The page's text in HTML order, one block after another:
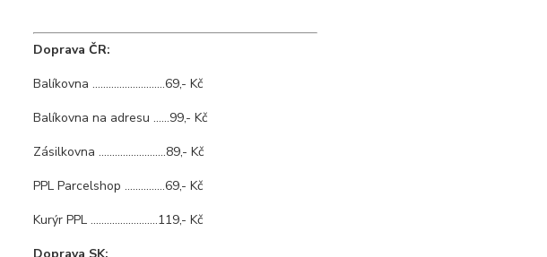
Doprava ČR:
Balíkovna ...........................69,- Kč
Balíkovna na adresu ......99,- Kč
Zásilkovna .........................89,- Kč
PPL Parcelshop ...............69,- Kč
Kurýr PPL .........................119,- Kč